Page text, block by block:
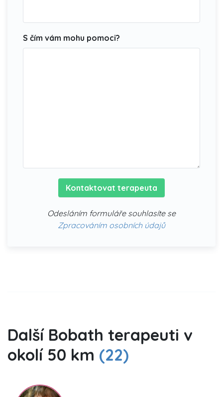
S čím vám mohu pomoci?
Kontaktovat terapeuta
Odesláním formuláře souhlasíte se
Zpracováním osobních údajů
Další Bobath terapeuti v
okolí 50 km (22)